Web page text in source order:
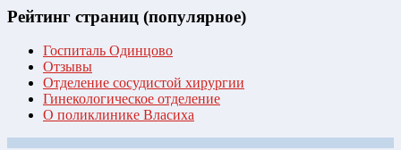
Рейтинг страниц (популярное)
Госпиталь Одинцово
Отзывы
Отделение сосудистой хирургии
Гинекологическое отделение
О поликлинике Власиха